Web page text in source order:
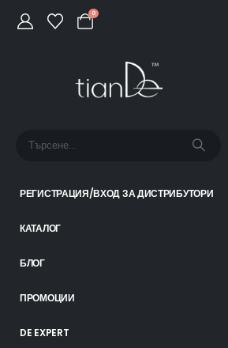
0
РЕГИСТРАЦИЯ/ВХОД ЗА ДИСТРИБУТОРИ
КАТАЛОГ
БЛОГ
ПРОМОЦИИ
DE EXPERT